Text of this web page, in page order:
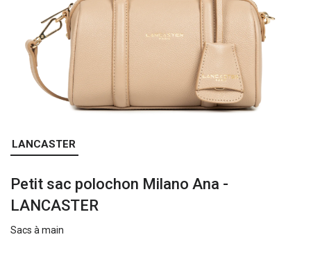
Skip
to
beginning
of
the
images
LANCASTER
Petit sac polochon Milano Ana -
LANCASTER
Sacs à main